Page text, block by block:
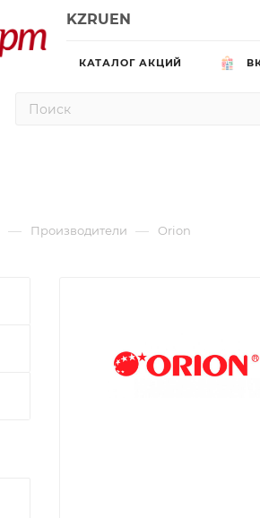
KZRUEN
КАТАЛОГ АКЦИЙ
— Производители — Orion